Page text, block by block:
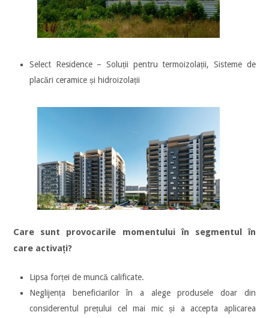
Select Residence – Soluții pentru termoizolații, Sisteme de
placări ceramice și hidroizolații
Care sunt provocarile momentului în segmentul în
care activați?
Lipsa forței de muncă calificate.
Neglijența beneficiarilor în a alege produsele doar din
considerentul prețului cel mai mic și a accepta aplicarea